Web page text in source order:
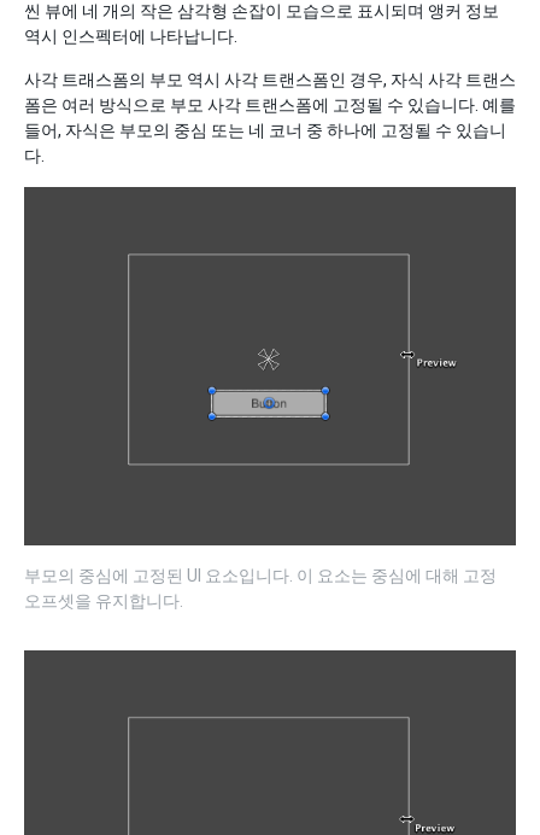
씬 뷰에 네 개의 작은 삼각형 손잡이 모습으로 표시되며 앵커 정보
역시 인스펙터에 나타납니다.
사각 트래스폼의 부모 역시 사각 트랜스폼인 경우, 자식 사각 트랜스
폼은 여러 방식으로 부모 사각 트랜스폼에 고정될 수 있습니다. 예를
들어, 자식은 부모의 중심 또는 네 코너 중 하나에 고정될 수 있습니
다.
부모의 중심에 고정된 UI 요소입니다. 이 요소는 중심에 대해 고정
오프셋을 유지합니다.